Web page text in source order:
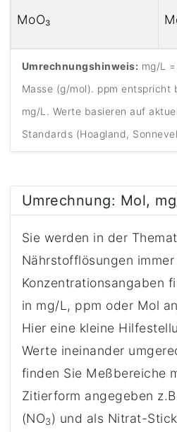
MoO₃
Umrechnungshinweis: mg/L
Masse (g/mol). ppm entspricht
mg/L. Werte basieren auf
Standards (Hoagland,
Umrechnung: Mol,
Sie werden in der
Nährstofflösungen
Konzentrationsangaben
in mg/L, ppm oder Mol
Hier eine kleine
Werte ineinander
finden Sie Meßbereiche
Zitierform angegeben
(NO3) und als Nitrat-